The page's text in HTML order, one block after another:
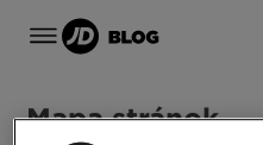
Mapa stránok